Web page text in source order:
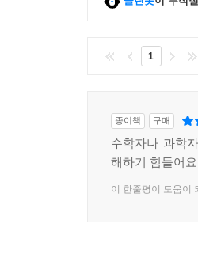
1
종이책 구매
수학자나 과학
해하기 힘들어요
이 한줄평이 도움이